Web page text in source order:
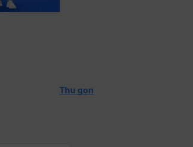
Thu gọn